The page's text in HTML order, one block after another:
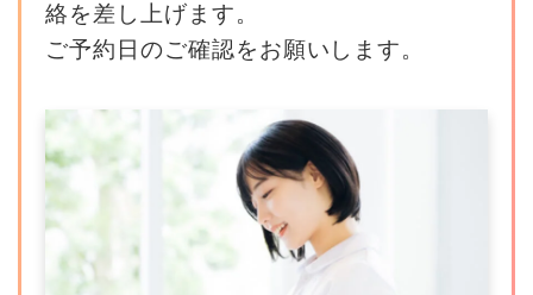
絡を差し上げます。
ご予約日のご確認をお願いします。